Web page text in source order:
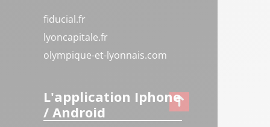
fiducial.fr
lyoncapitale.fr
olympique-et-lyonnais.com
L'application Iphone
/ Android